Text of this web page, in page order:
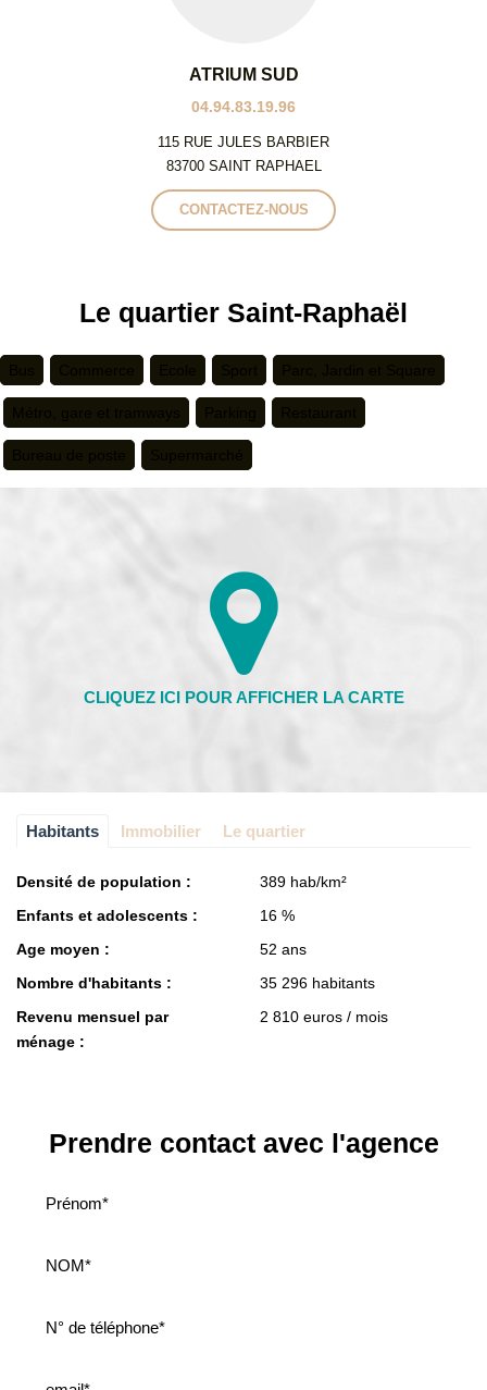
ATRIUM SUD
04.94.83.19.96
115 RUE JULES BARBIER
83700 SAINT RAPHAEL
CONTACTEZ-NOUS
Le quartier Saint-Raphaël
Habitants Immobilier Le quartier
Densité de population :
389 hab/km²
Enfants et adolescents :
16 %
Age moyen :
52 ans
Nombre d'habitants :
35 296 habitants
Revenu mensuel par
ménage :
2 810 euros / mois
Prendre contact avec l'agence